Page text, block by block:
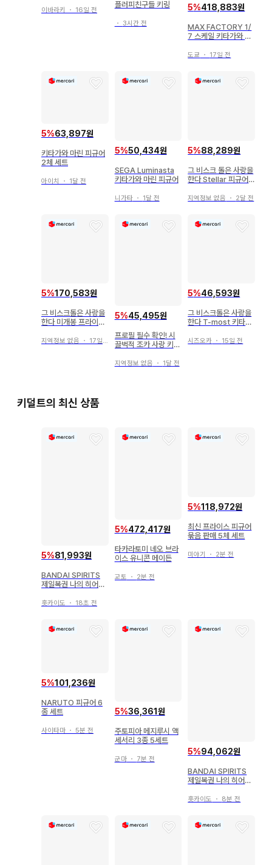
이바라키 ・ 16일 전
플러피친구들 키링
・ 3시간 전
5%418,883원
MAX FACTORY 1/
7 스케일 키타가와 마
도쿄 ・ 17일 전
5%63,897원
키타가와 마린 피규어
2체 세트
아이치 ・ 1달 전
5%50,434원
SEGA Luminasta
키타가와 마린 피규어
니가타・ 1달 전
5%88,289원
그 비스크 돌은 사랑을
한다 Stellar 피규어
지역정보 없음 ・ 2달 전
5%170,583원
그 비스크돌은 사랑을
한다 미개봉 프라이즈
지역정보 없음 ・ 17일 전
5%45,495원
프로필 필수 확인! 시
끌벅적 조카 사랑 키타
지역정보 없음 ・ 1달 전
5%46,593원
그 비스크돌은 사랑을
한다 T-most 키타가
어
시즈오카 ・ 15일 전
키덜트의 최신 상품
5%81,993원
BANDAI SPIRITS
제일복권 나의 히어로
y B상 바쿠고 카츠키
홋카이도 ・ 18초 전
5%472,417원
타카라토미 네오 브라
이스 유니콘 메이든
교토 ・ 2분 전
5%118,972원
최신 프라이스 피규어
묶음 판매 5체 세트
미야기 ・ 2분 전
5%101,236원
NARUTO 피규어 6
종 세트
사이타마 ・ 5분 전
5%36,361원
주토피아 메지루시 액
세서리 3종 5세트
군마・ 7분 전
5%94,062원
BANDAI SPIRITS
제일복권 나의 히어로
y C상 토도로키 쇼토
홋카이도 ・ 8분 전